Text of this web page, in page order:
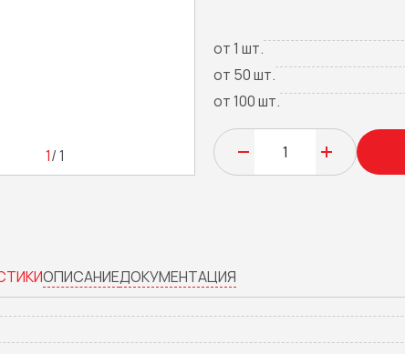
1/ 1
от 1 шт.
от 50 шт.
от 100 шт.
ОПИСАНИЕДОКУМЕНТАЦИЯ